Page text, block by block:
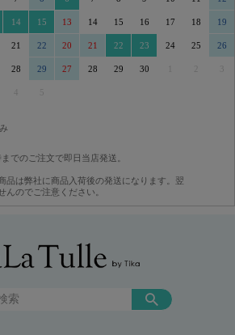
14 15
21 22
28 29
5
13 14 15 16 17 18 19
20 21 22 23 24 25 26
27 28 29 30 3
でのご注文で即日当店発送。
品は弊社に商品入荷後の発送になります。翌
んのでご注意ください。